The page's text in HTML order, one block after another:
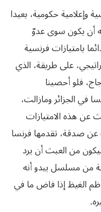
وإعلامية حكومية، بعيدا
أن يكون سوى عدوّ
بامتيازات فرنسية
على طريقة، الذي
فلو أحصينا
في الجزائر ومازالت،
عن هذه الامتيازات
عن صدقة، تقدمها فرنسا
من العبث أن يرد
من مسلسل يبدو أنه
الغيظ إذا فاض ما في